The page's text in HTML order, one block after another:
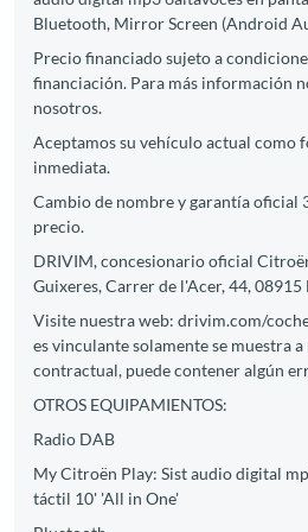
Bluetooth, Mirror Screen (Android
Precio financiado sujeto a
financiación. Para más información
nosotros.
Aceptamos su vehículo actual como
inmediata.
Cambio de nombre y garantía oficial
precio.
DRIVIM, concesionario oficial
Guixeres, Carrer de l'Acer, 44, 08915
Visite nuestra web: drivim.com/
es vinculante solamente se muestra
contractual, puede contener algún
OTROS EQUIPAMIENTOS:
Radio DAB
My Citroën Play: Sist audio digital
táctil 10' 'All in One'